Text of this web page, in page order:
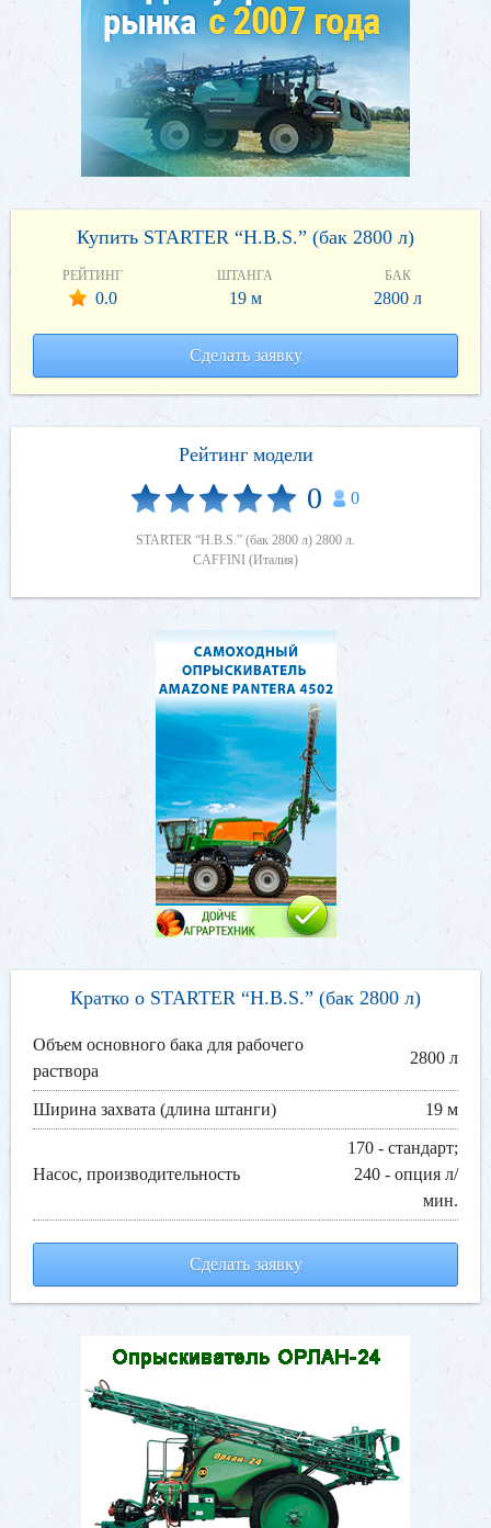
Купить STARTER “H.B.S.” (бак 2800 л)
РЕЙТИНГ
0.0
ШТАНГА
19 м
БАК
2800 л
Сделать заявку
Рейтинг модели
0 0
STARTER “H.B.S.” (бак 2800 л) 2800 л.
CAFFINI (Италия)
Кратко о STARTER “H.B.S.” (бак 2800 л)
Объем основного бака для рабочего
раствора
2800 л
Ширина захвата (длина штанги) 19 м
Насос, производительность
170 - стандарт;
240 - опция л/
мин.
Сделать заявку